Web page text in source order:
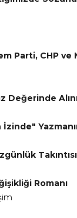
Parti, CHP
Değerinde
İzinde"
Takıntısı
Romanı